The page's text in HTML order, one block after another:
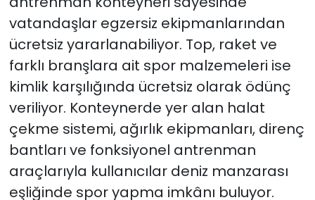
vatandaşlar egzersiz ekipmanlarından
ücretsiz yararlanabiliyor. Top, raket ve
farklı branşlara ait spor malzemeleri ise
kimlik karşılığında ücretsiz olarak ödünç
veriliyor. Konteynerde yer alan halat
çekme sistemi, ağırlık ekipmanları, direnç
bantları ve fonksiyonel antrenman
araçlarıyla kullanıcılar deniz manzarası
eşliğinde spor yapma imkânı buluyor.